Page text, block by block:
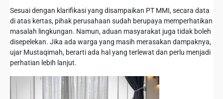
Sesuai dengan klarifikasi yang disampaikan PT MMI, secara data
di atas kertas, pihak perusahaan sudah berupaya memperhatikan
masalah lingkungan. Namun, aduan masyarakat juga tidak boleh
disepelekan. Jika ada warga yang masih merasakan dampaknya,
ujar Mustaqimah, berarti ada hal yang terlewat dan perlu menjadi
perhatian lebih lanjut.